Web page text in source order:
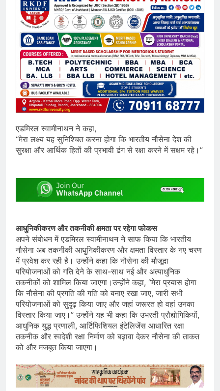
एडमिरल स्वामीनाथन ने कहा,
“मेरा लक्ष्य यह सुनिश्चित करना होगा कि भारतीय नौसेना देश की
सुरक्षा और आर्थिक हितों की प्रभावी ढंग से रक्षा करने में सक्षम रहे।”
आधुनिकीकरण और तकनीकी क्षमता पर रहेगा फोकस
अपने संबोधन में एडमिरल स्वामीनाथन ने साफ किया कि भारतीय
नौसेना अब तकनीकी आधुनिकीकरण और क्षमता विस्तार के नए चरण
में प्रवेश कर रही है। उन्होंने कहा कि नौसेना की मौजूदा
परियोजनाओं को गति देने के साथ-साथ नई और अत्याधुनिक
तकनीकों को शामिल किया जाएगा।उन्होंने कहा, “मेरा प्रयास होगा
कि नौसेना की प्रगति की गति को बनाए रखा जाए, जारी सभी
परियोजनाओं को सुदृढ़ किया जाए और जहां जरूरत हो वहां उनका
विस्तार किया जाए।” उन्होंने यह भी कहा कि उभरती प्रौद्योगिकियों,
आधुनिक युद्ध प्रणाली, आर्टिफिशियल इंटेलिजेंस आधारित रक्षा
तकनीक और स्वदेशी रक्षा निर्माण को बढ़ावा देकर नौसेना की ताकत
को और मजबूत किया जाएगा।